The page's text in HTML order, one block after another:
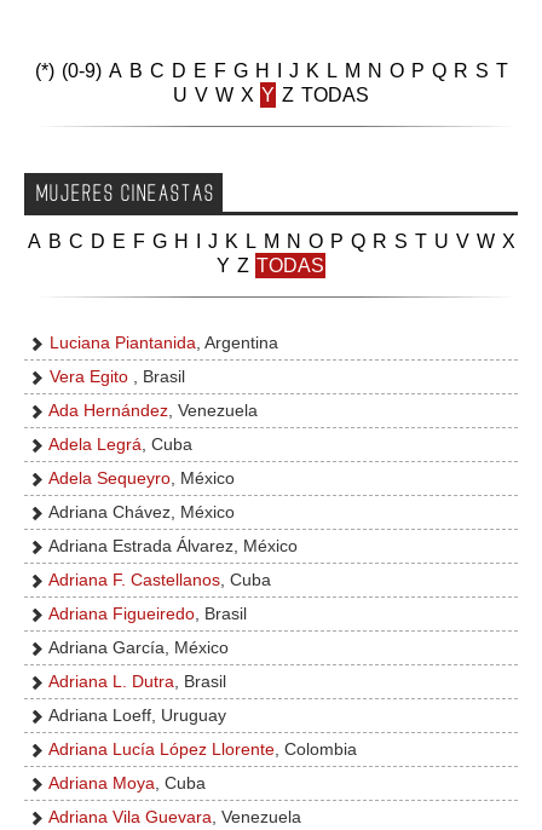
(*) (0-9) A B C D E F G H J K L M N O P Q R S T
U V W X Y Z TODAS
MUJERES CINEASTAS
A B C D E F G H J K L M N O P Q R S T U V W X
Y Z TODAS
Luciana Piantanida , Argentina
Vera Egito
, Brasil
Ada Hernández , Venezuela
Adela Legrá , Cuba
Adela Sequeyro , México
Adriana Chávez, México
Adriana Estrada Álvarez, México
Adriana F. Castellanos , Cuba
Adriana Figueiredo , Brasil
Adriana García, México
Adriana L. Dutra , Brasil
Adriana Loeff, Uruguay
Adriana Lucía López Llorente , Colombia
Adriana Moya , Cuba
Adriana Vila Guevara , Venezuela